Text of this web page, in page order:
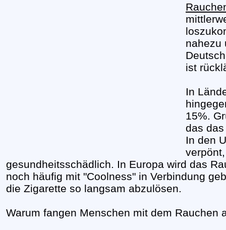
nahezu
ist
In
15%.
das
In den
gesundheitsschädlich. In Europa wird das
noch häufig mit "Coolness" in Verbindung
die Zigarette so langsam abzulösen.
Warum fangen Menschen mit dem Rauchen